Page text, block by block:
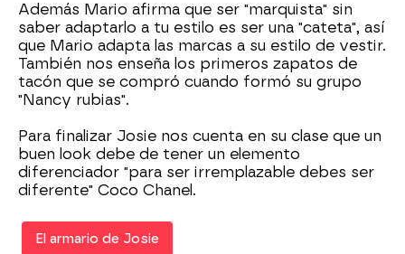
Además Mario afirma que ser "marquista" sin
saber adaptarlo a tu estilo es ser una "cateta", así
que Mario adapta las marcas a su estilo de vestir.
También nos enseña los primeros zapatos de
tacón que se compró cuando formó su grupo
"Nancy rubias".
Para finalizar Josie nos cuenta en su clase que un
buen look debe de tener un elemento
diferenciador "para ser irremplazable debes ser
diferente" Coco Chanel.
El armario de Josie